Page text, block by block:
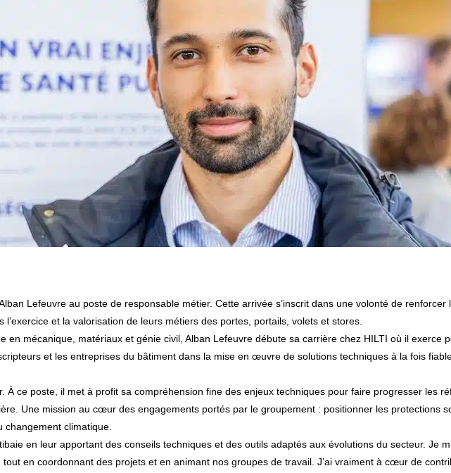
et la valorisation de leurs métiers des portes, portails, volets et stores.
en mécanique, matériaux et génie civil, Alban Lefeuvre débute sa carrière chez HILTI où il exerce
et les entreprises du bâtiment dans la mise en œuvre de solutions techniques à la fois
À ce poste, il met à profit sa compréhension fine des enjeux techniques pour faire progresser les
Une mission au cœur des engagements portés par le groupement : positionner les protections
changement climatique.
en leur apportant des conseils techniques et des outils adaptés aux évolutions du secteur. Je
en coordonnant des projets et en animant nos groupes de travail. J’ai vraiment à cœur de